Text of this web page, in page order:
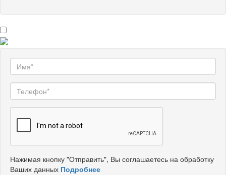
Нажимая кнопку "Отправить", Вы соглашаетесь на обработку
Ваших данных Подробнее